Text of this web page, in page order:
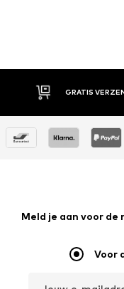
GRATIS
Meld je aan voor
Voor